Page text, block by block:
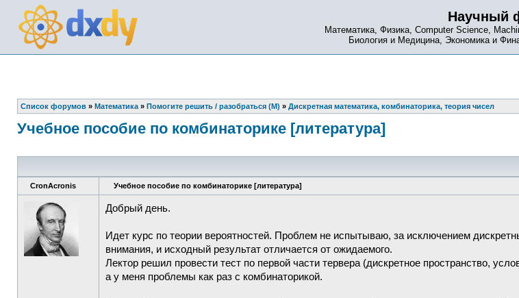
Научный
Математика, Физика, Computer Science,
Биология и Медицина, Экономика и
Список форумов » Математика » Помогите решить / разобраться (М) » Дискретная математика, комбинаторика, теория чисел
Учебное пособие по комбинаторике [литература]
CronAcronis Учебное пособие по комбинаторике [литература]
Добрый день.
Идет курс по теории вероятностей. Проблем не испытываю, за исключением
внимания, и исходный результат отличается от ожидаемого.
Лектор решил провести тест по первой части тервера (дискретное пространство,
а у меня проблемы как раз с комбинаторикой.